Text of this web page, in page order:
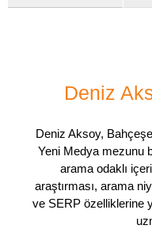
Deniz
Deniz Aksoy,
Yeni Medya mezunu
arama odaklı
araştırması, arama
ve SERP özelliklerine